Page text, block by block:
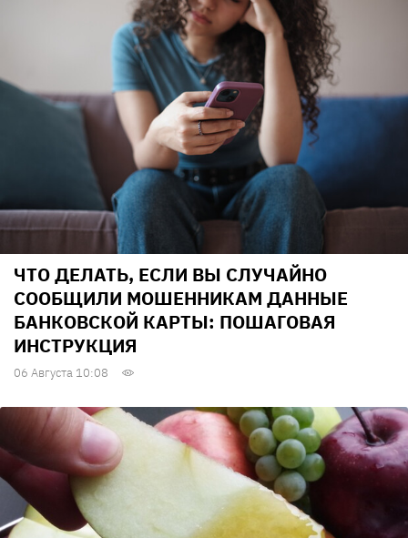
ЧТО ДЕЛАТЬ, ЕСЛИ ВЫ СЛУЧАЙНО
СООБЩИЛИ МОШЕННИКАМ ДАННЫЕ
БАНКОВСКОЙ КАРТЫ: ПОШАГОВАЯ
ИНСТРУКЦИЯ
06 Августа 10:08